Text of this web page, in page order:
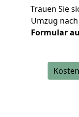
Trauen Sie
Umzug
Formular